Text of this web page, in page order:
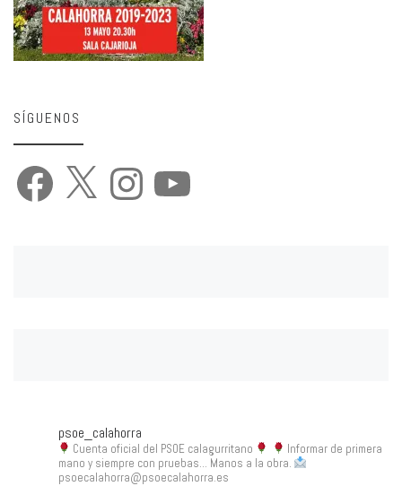
SÍGUENOS
Facebook Instagram YouTube
psoe_calahorra
Cuenta oficial del PSOE calagurritano
Informar de primera
mano y siempre con pruebas... Manos a la obra.
psoecalahorra@psoecalahorra.es